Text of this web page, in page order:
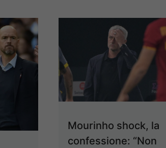
Mourinho shock, la
confessione: “Non